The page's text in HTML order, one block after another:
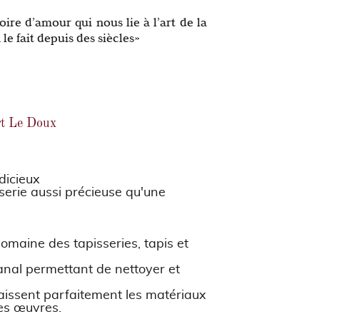
d’amour qui nous lie à l’art de la
fait depuis des siècles»
Le Doux
aussi précieuse qu'une
des tapisseries, tapis et
permettant de nettoyer et
parfaitement les matériaux
œuvres.